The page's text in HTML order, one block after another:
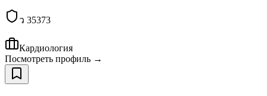
ว 35373
Кардиология
Посмотреть профиль →